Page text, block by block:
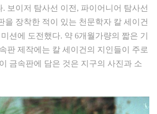
보이저 탐사선 이전, 파이어니어 탐사선
을 장착한 적이 있는 천문학자 칼 세이건
션에 도전했다. 약 6개월가량의 짧은 기
판 제작에는 칼 세이건의 지인들이 주로
금속판에 담은 것은 지구의 사진과 소